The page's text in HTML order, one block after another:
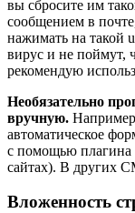
вы сбросите им
сообщением в
нажимать на такой
вирус и не поймут,
рекомендую
Необязательно
вручную.
автоматическое
с помощью плагина
сайтах). В других
Вложенность